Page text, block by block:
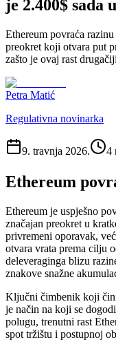
je 2.400$ sada
Ethereum povraća
preokret koji otvara put
zašto je ovaj rast
Petra Matić
Regulativna novinarka
9. travnja 2026. 4
Ethereum
Ethereum je uspješno
značajan preokret u
privremeni oporavak,
otvara vrata prema cilju
deleveraginga blizu
znakove snažne
Ključni čimbenik koji
je način na koji se
polugu, trenutni rast
spot tržištu i postupnoj